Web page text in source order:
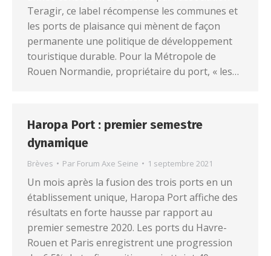
Teragir, ce label récompense les communes et
les ports de plaisance qui mènent de façon
permanente une politique de développement
touristique durable. Pour la Métropole de
Rouen Normandie, propriétaire du port, « les…
Haropa Port : premier semestre
dynamique
Brèves Par Forum Axe Seine 1 septembre 2021
Un mois après la fusion des trois ports en un
établissement unique, Haropa Port affiche des
résultats en forte hausse par rapport au
premier semestre 2020. Les ports du Havre-
Rouen et Paris enregistrent une progression